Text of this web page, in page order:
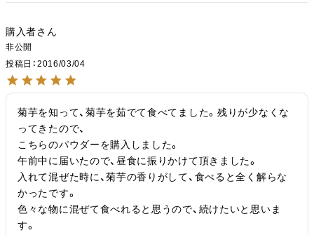
購入者
非公開
投稿日
2016/03/04
菊芋を知って、菊芋を茹でて食べてました。残りが少なくな
ってきたので、
こちらのパウダーを購入しました。
午前中に届いたので、昼食に振りかけて頂きました。
入れて混ぜた時に、菊芋の香りがして、食べると全く解らな
かったです。
色々な物に混ぜて食べれると思うので、続けたいと思いま
す。